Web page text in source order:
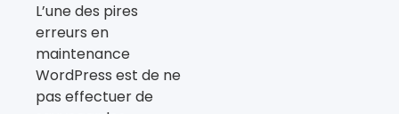
L’une des pires
erreurs en
maintenance
WordPress est de ne
pas effectuer de